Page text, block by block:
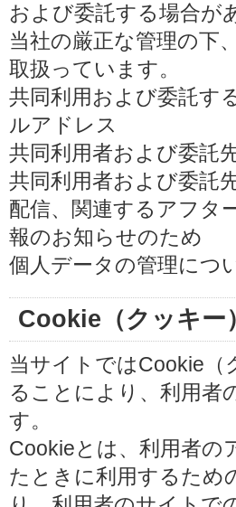
および委託する場合が
当社の厳正な管理の下
取扱っています。
共同利用および委託す
ルアドレス
共同利用者および委託
共同利用者および委託
配信、関連するアフタ
報のお知らせのため
個人データの管理につ
Cookie（クッキー
当サイトではCookie（
ることにより、利用者
す。
Cookieとは、利用者の
たときに利用するため